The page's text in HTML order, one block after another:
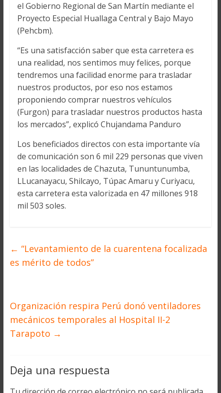
el Gobierno Regional de San Martín mediante el
Proyecto Especial Huallaga Central y Bajo Mayo
(Pehcbm).
“Es una satisfacción saber que esta carretera es
una realidad, nos sentimos muy felices, porque
tendremos una facilidad enorme para trasladar
nuestros productos, por eso nos estamos
proponiendo comprar nuestros vehículos
(Furgon) para trasladar nuestros productos hasta
los mercados”, explicó Chujandama Panduro
Los beneficiados directos con esta importante vía
de comunicación son 6 mil 229 personas que viven
en las localidades de Chazuta, Tununtunumba,
LLucanayacu, Shilcayo, Túpac Amaru y Curiyacu,
esta carretera esta valorizada en 47 millones 918
mil 503 soles.
← “Levantamiento de la cuarentena focalizada
es mérito de todos”
Organización respira Perú donó ventiladores
mecánicos temporales al Hospital II-2
Tarapoto →
Deja una respuesta